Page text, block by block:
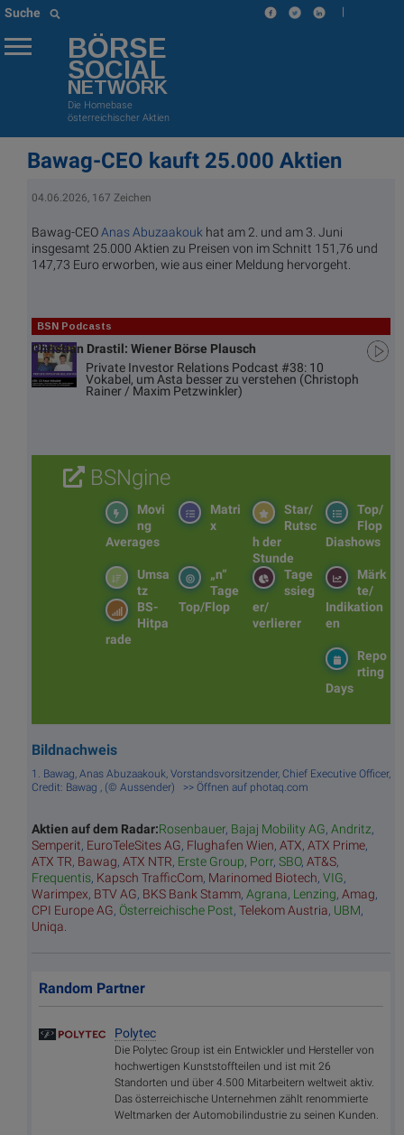
Suche |
BÖRSE
SOCIAL
NETWORK
Die Homebase
österreichischer Aktien
Bawag-CEO kauft 25.000 Aktien
04.06.2026, 167 Zeichen
Bawag-CEOAnas Abuzaakouk hat am 2. und am 3. Juni
insgesamt 25.000 Aktien zu Preisen von im Schnitt 151,76 und
147,73 Euro erworben, wie aus einer Meldung hervorgeht.
BSN Podcasts
Christian Drastil: Wiener Börse Plausch
Private Investor Relations Podcast #38: 10
Vokabel, um Asta besser zu verstehen (Christoph
Rainer / Maxim Petzwinkler)
BSNgine
Top/
Flop
Diashows
Star/
Rutsc
h der
Stunde
Matri
x
Movi
ng
Averages
Märk
te/
Indikation
en
Tage
ssieg
er/
verlierer
„n“
Tage
Top/Flop
Umsa
tz
BS-
Hitpa
rade
Repo
rting
Days
Bildnachweis
1. Bawag, Anas Abuzaakouk, Vorstandsvorsitzender, Chief Executive Officer,
Credit: Bawag , (© Aussender) >> Öffnen auf photaq.com
Aktien auf dem Radar:Rosenbauer, Bajaj Mobility AG, Andritz,
Semperit, EuroTeleSites AG, Flughafen Wien, ATX, ATX Prime,
ATX TR, Bawag, ATX NTR, Erste Group, Porr, SBO, AT&S,
Frequentis, Kapsch TrafficCom, Marinomed Biotech, VIG,
Warimpex, BTV AG, BKS Bank Stamm, Agrana, Lenzing, Amag,
CPI Europe AG, Österreichische Post, Telekom Austria, UBM,
Uniqa
Random Partner
Polytec
Die Polytec Group ist ein Entwickler und Hersteller von
hochwertigen Kunststoffteilen und ist mit 26
Standorten und über 4.500 Mitarbeitern weltweit aktiv.
Das österreichische Unternehmen zählt renommierte
Weltmarken der Automobilindustrie zu seinen Kunden.